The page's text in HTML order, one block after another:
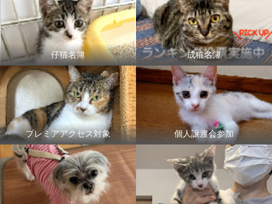
仔猫名簿 成猫名簿
プレミアアクセス対象 個人譲渡会参加